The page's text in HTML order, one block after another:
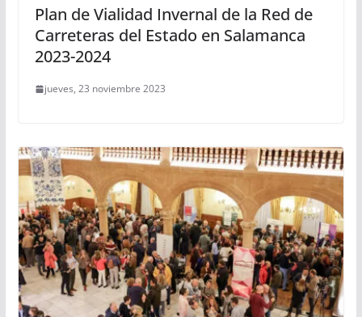
Plan de Vialidad Invernal de la Red de
Carreteras del Estado en Salamanca
2023-2024
jueves, 23 noviembre 2023